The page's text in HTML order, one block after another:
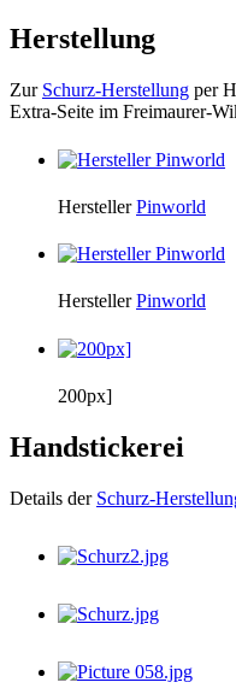
Herstellung
Zur Schurz-Herstellung per
Extra-Seite im Freimaurer-
HerstellerPinworld
HerstellerPinworld
200px]
Handstickerei
Details der Schurz-